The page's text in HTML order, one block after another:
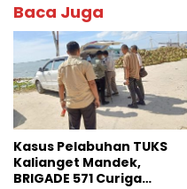
Baca Juga
Kasus Pelabuhan TUKS
Kalianget Mandek,
BRIGADE 571 Curiga